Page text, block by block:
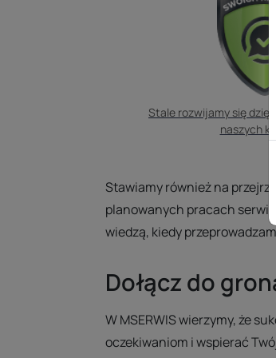
Stale rozwijamy się
naszych
Stawiamy również na
planowanych pracach
wiedzą, kiedy
Dołącz do
W MSERWIS wierzymy, że
oczekiwaniom i wspierać